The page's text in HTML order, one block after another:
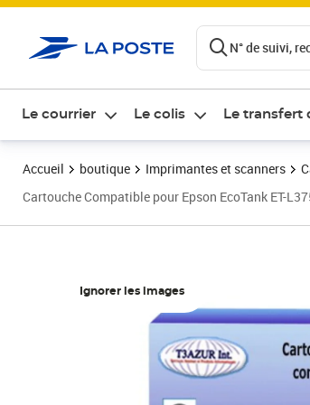
N° de suivi,
Le courrier Le colis Le transfert
Accueil boutique Imprimantes et scanners
Cartouche Compatible pour Epson EcoTank ET-
Ignorer les images